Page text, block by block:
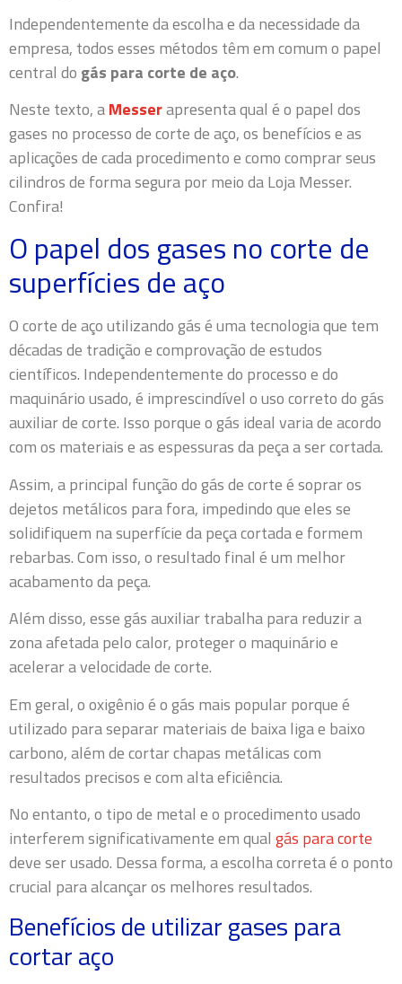
Independentemente da escolha e da necessidade da
empresa, todos esses métodos têm em comum o papel
central do gás para corte de aço.
Neste texto, aMesserapresenta qual é o papel dos
gases no processo de corte de aço, os benefícios e as
aplicações de cada procedimento e como comprar seus
cilindros de forma segura por meio da Loja Messer.
Confira!
O papel dos gases no corte de
superfícies de aço
O corte de aço utilizando gás é uma tecnologia que tem
décadas de tradição e comprovação de estudos
científicos. Independentemente do processo e do
maquinário usado, é imprescindível o uso correto do gás
auxiliar de corte. Isso porque o gás ideal varia de acordo
com os materiais e as espessuras da peça a ser cortada.
Assim, a principal função do gás de corte é soprar os
dejetos metálicos para fora, impedindo que eles se
solidifiquem na superfície da peça cortada e formem
rebarbas. Com isso, o resultado final é um melhor
acabamento da peça.
Além disso, esse gás auxiliar trabalha para reduzir a
zona afetada pelo calor, proteger o maquinário e
acelerar a velocidade de corte.
Em geral, o oxigênio é o gás mais popular porque é
utilizado para separar materiais de baixa liga e baixo
carbono, além de cortar chapas metálicas com
resultados precisos e com alta eficiência.
No entanto, o tipo de metal e o procedimento usado
interferem significativamente em qual gás para corte
deve ser usado. Dessa forma, a escolha correta é o ponto
crucial para alcançar os melhores resultados.
Benefícios de utilizar gases para
cortar aço